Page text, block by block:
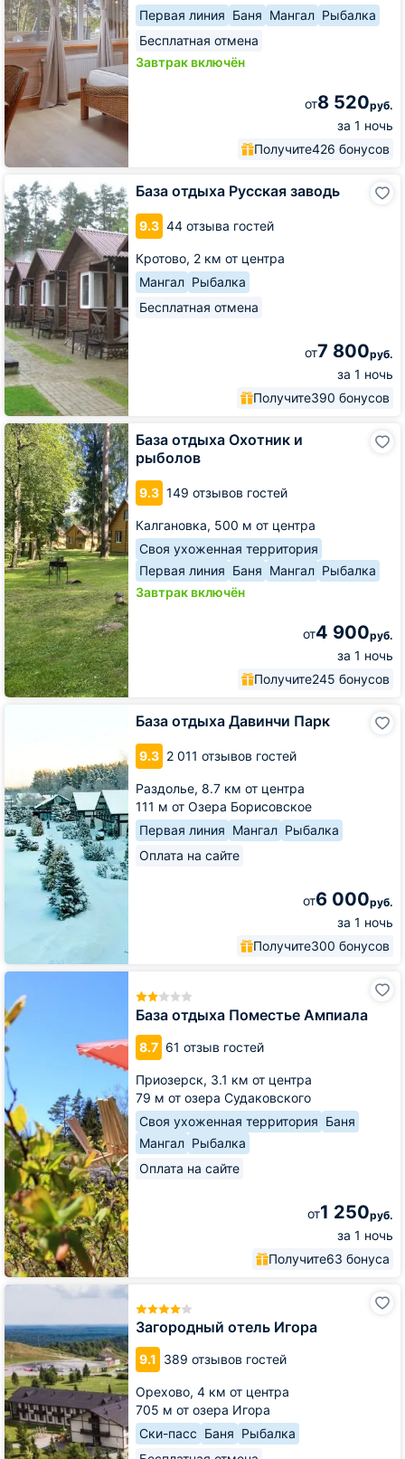
Первая линия Баня Мангал Рыбалка
Бесплатная отмена
Завтрак включён
от8 520руб.
за 1 ночь
Получите426 бонусов
База отдыха Русская заводь
9.3 44 отзыва гостей
Кротово, 2 км от центра
Мангал Рыбалка
Бесплатная отмена
от7 800руб.
за 1 ночь
Получите390 бонусов
База
отдыха
Русская
заводь
База отдыха Охотник и
рыболов
9.3 149 отзывов гостей
Калгановка, 500 м от центра
Своя ухоженная территория
Первая линия Баня Мангал Рыбалка
Завтрак включён
от4 900руб.
за 1 ночь
Получите245 бонусов
База
отдыха
Охотник
и
рыболов
База отдыха Давинчи Парк
9.3 2 011 отзывов гостей
Раздолье, 8.7 км от центра
111 м от Озера Борисовское
Первая линия Мангал Рыбалка
Оплата на сайте
от6 000руб.
за 1 ночь
Получите300 бонусов
База отдыха Поместье Ампиала
8.7 61 отзыв гостей
Приозерск, 3.1 км от центра
79 м от озера Судаковского
Своя ухоженная территория Баня
Мангал Рыбалка
Оплата на сайте
от1 250руб.
за 1 ночь
Получите63 бонуса
База
отдыха
Поместье
Ампиала
Загородный отель Игора
9.1 389 отзывов гостей
Орехово, 4 км от центра
705 м от озера Игора
Ски-пасс Баня Рыбалка
Загородный
Игора